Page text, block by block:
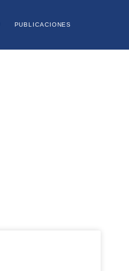
PUBLICACIONES